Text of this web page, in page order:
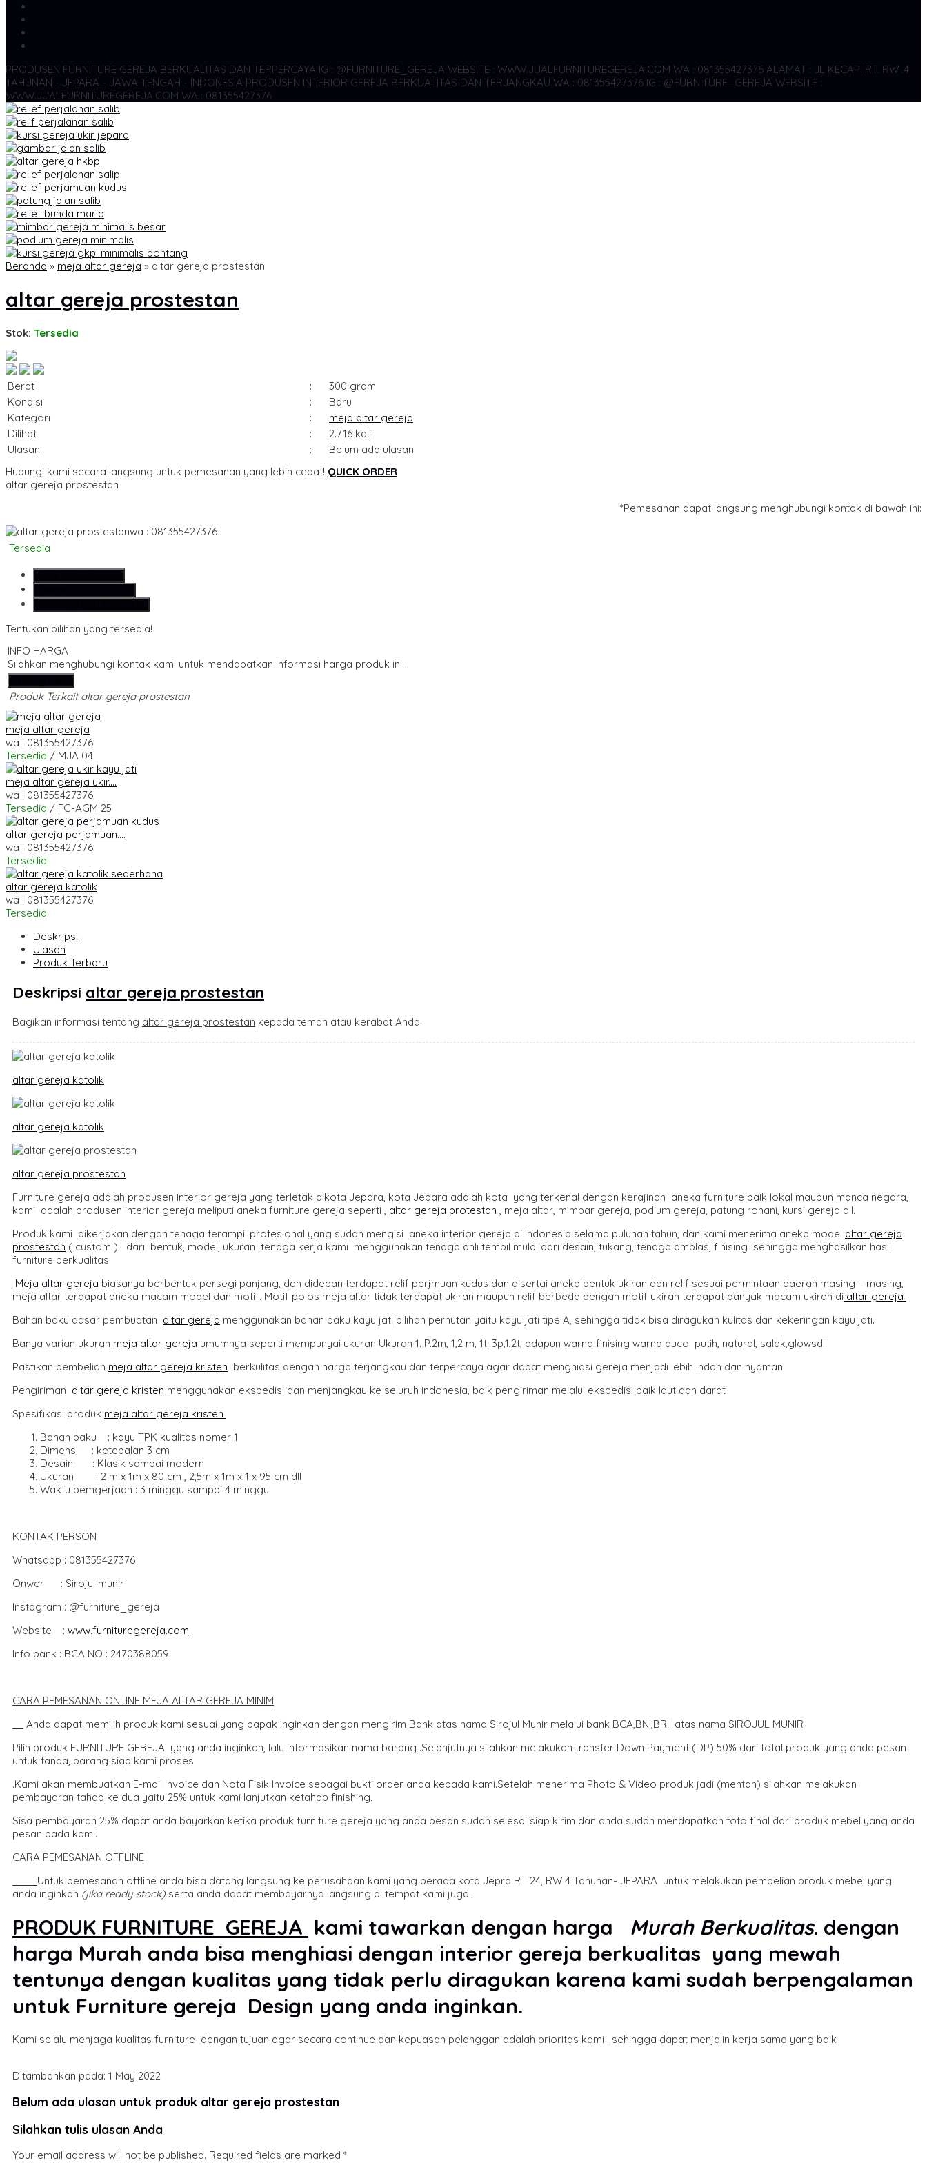
PRODUSEN FURNITURE GEREJA BERKUALITAS DAN TERPERCAYA IG : @FURNITURE_GEREJA WEBSITE : WWW.JUALFURNITUREGEREJA.COM WA : 081355427376 ALAMAT : JL KECAPI RT. RW .4
TAHUNAN - JEPARA - JAWA TENGAH - INDONESIA PRODUSEN INTERIOR GEREJA BERKUALITAS DAN TERJANGKAU WA : 081355427376 IG : @FURNITURE_GEREJA WEBSITE :
WWW.JUALFURNITUREGEREJA.COM WA : 081355427376
Beranda » meja altar gereja » altar gereja prostestan
altar gereja prostestan
Stok: Tersedia
Berat :
300 gram
Kondisi
:
Baru
Kategori
:
meja altar gereja
Dilihat
:
2.716 kali
Ulasan
:
Belum ada ulasan
Hubungi kami secara langsung untuk pemesanan yang lebih cepat! QUICK ORDER
altar gereja prostestan
*Pemesanan dapat langsung menghubungi kontak di bawah ini:
wa : 081355427376
Tersedia
Tentukan pilihan yang tersedia!
INFO HARGA
Silahkan menghubungi kontak kami untuk mendapatkan informasi harga produk ini.
Produk Terkait altar gereja prostestan
meja altar gereja
wa : 081355427376
Tersedia / MJA 04
meja altar gereja ukir....
wa : 081355427376
Tersedia / FG-AGM 25
altar gereja perjamuan....
wa : 081355427376
Tersedia
altar gereja katolik
wa : 081355427376
Tersedia
Deskripsi
Ulasan
Produk Terbaru
Deskripsi altar gereja prostestan
Bagikan informasi tentang altar gereja prostestan kepada teman atau kerabat Anda.
altar gereja katolik
altar gereja katolik
altar gereja prostestan
Furniture gereja adalah produsen interior gereja yang terletak dikota Jepara, kota Jepara adalah kota yang terkenal dengan kerajinan aneka furniture baik lokal maupun manca negara,
kami adalah produsen interior gereja meliputi aneka furniture gereja seperti , altar gereja protestan , meja altar, mimbar gereja, podium gereja, patung rohani, kursi gereja dll.
Produk kami dikerjakan dengan tenaga terampil profesional yang sudah mengisi aneka interior gereja di Indonesia selama puluhan tahun, dan kami menerima aneka model altar gereja
prostestan ( custom ) dari bentuk, model, ukuran tenaga kerja kami menggunakan tenaga ahli tempil mulai dari desain, tukang, tenaga amplas, finising sehingga menghasilkan hasil
furniture berkualitas
Meja altar gereja biasanya berbentuk persegi panjang, dan didepan terdapat relif perjmuan kudus dan disertai aneka bentuk ukiran dan relif sesuai permintaan daerah masing – masing,
meja altar terdapat aneka macam model dan motif. Motif polos meja altar tidak terdapat ukiran maupun relif berbeda dengan motif ukiran terdapat banyak macam ukiran di altar gereja
Bahan baku dasar pembuatan altar gereja menggunakan bahan baku kayu jati pilihan perhutan yaitu kayu jati tipe A, sehingga tidak bisa diragukan kulitas dan kekeringan kayu jati.
Banya varian ukuran meja altar gereja umumnya seperti mempunyai ukuran Ukuran 1. P.2m, 1,2 m, 1t. 3p,1,2t, adapun warna finising warna duco putih, natural, salak,glowsdll
Pastikan pembelian meja altar gereja kristen berkulitas dengan harga terjangkau dan terpercaya agar dapat menghiasi gereja menjadi lebih indah dan nyaman
Pengiriman altar gereja kristen menggunakan ekspedisi dan menjangkau ke seluruh indonesia, baik pengiriman melalui ekspedisi baik laut dan darat
Spesifikasi produk meja altar gereja kristen
Bahan baku : kayu TPK kualitas nomer 1
Dimensi : ketebalan 3 cm
Desain : Klasik sampai modern
Ukuran : 2 m x 1m x 80 cm , 2,5m x 1m x 1 x 95 cm dll
Waktu pemgerjaan : 3 minggu sampai 4 minggu
KONTAK PERSON
Whatsapp : 081355427376
Onwer : Sirojul munir
Instagram : @furniture_gereja
Website : www.furnituregereja.com
Info bank : BCA NO : 2470388059
CARA PEMESANAN ONLINE MEJA ALTAR GEREJA MINIM
Anda dapat memilih produk kami sesuai yang bapak inginkan dengan mengirim Bank atas nama Sirojul Munir melalui bank BCA,BNI,BRI atas nama SIROJUL MUNIR
Pilih produk FURNITURE GEREJA yang anda inginkan, lalu informasikan nama barang .Selanjutnya silahkan melakukan transfer Down Payment (DP) 50% dari total produk yang anda pesan
untuk tanda, barang siap kami proses
.Kami akan membuatkan E-mail Invoice dan Nota Fisik Invoice sebagai bukti order anda kepada kami.Setelah menerima Photo & Video produk jadi (mentah) silahkan melakukan
pembayaran tahap ke dua yaitu 25% untuk kami lanjutkan ketahap finishing.
Sisa pembayaran 25% dapat anda bayarkan ketika produk furniture gereja yang anda pesan sudah selesai siap kirim dan anda sudah mendapatkan foto final dari produk mebel yang anda
pesan pada kami.
CARA PEMESANAN OFFLINE
Untuk pemesanan offline anda bisa datang langsung ke perusahaan kami yang berada kota Jepra RT 24, RW 4 Tahunan- JEPARA untuk melakukan pembelian produk mebel yang
anda inginkan (jika ready stock) serta anda dapat membayarnya langsung di tempat kami juga.
PRODUK FURNITURE GEREJA kami tawarkan dengan harga Murah Berkualitas. dengan
harga Murah anda bisa menghiasi dengan interior gereja berkualitas yang mewah
tentunya dengan kualitas yang tidak perlu diragukan karena kami sudah berpengalaman
untuk Furniture gereja Design yang anda inginkan.
Kami selalu menjaga kualitas furniture dengan tujuan agar secara continue dan kepuasan pelanggan adalah prioritas kami . sehingga dapat menjalin kerja sama yang baik
Ditambahkan pada: 1 May 2022
Belum ada ulasan untuk produk altar gereja prostestan
Silahkan tulis ulasan Anda
Your email address will not be published. Required fields are marked *